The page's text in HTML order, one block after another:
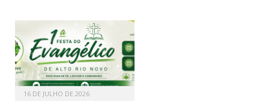
16 DE JULHO DE 2026